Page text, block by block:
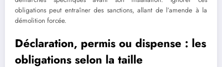
obligations peut entraîner des sanctions, allant de l’amende à la
démolition forcée.
Déclaration, permis ou dispense : les
obligations selon la taille